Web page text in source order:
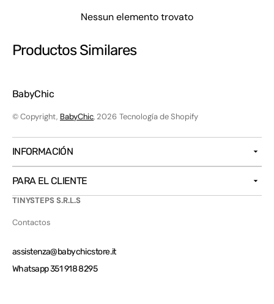
Nessun elemento trovato
Productos Similares
BabyChic
© Copyright, BabyChic, 2026 Tecnología de Shopify
INFORMACIÓN
PARA EL CLIENTE
TINYSTEPS S.R.L.S
Contactos
assistenza@babychicstore.it
Whatsapp 351 918 8295